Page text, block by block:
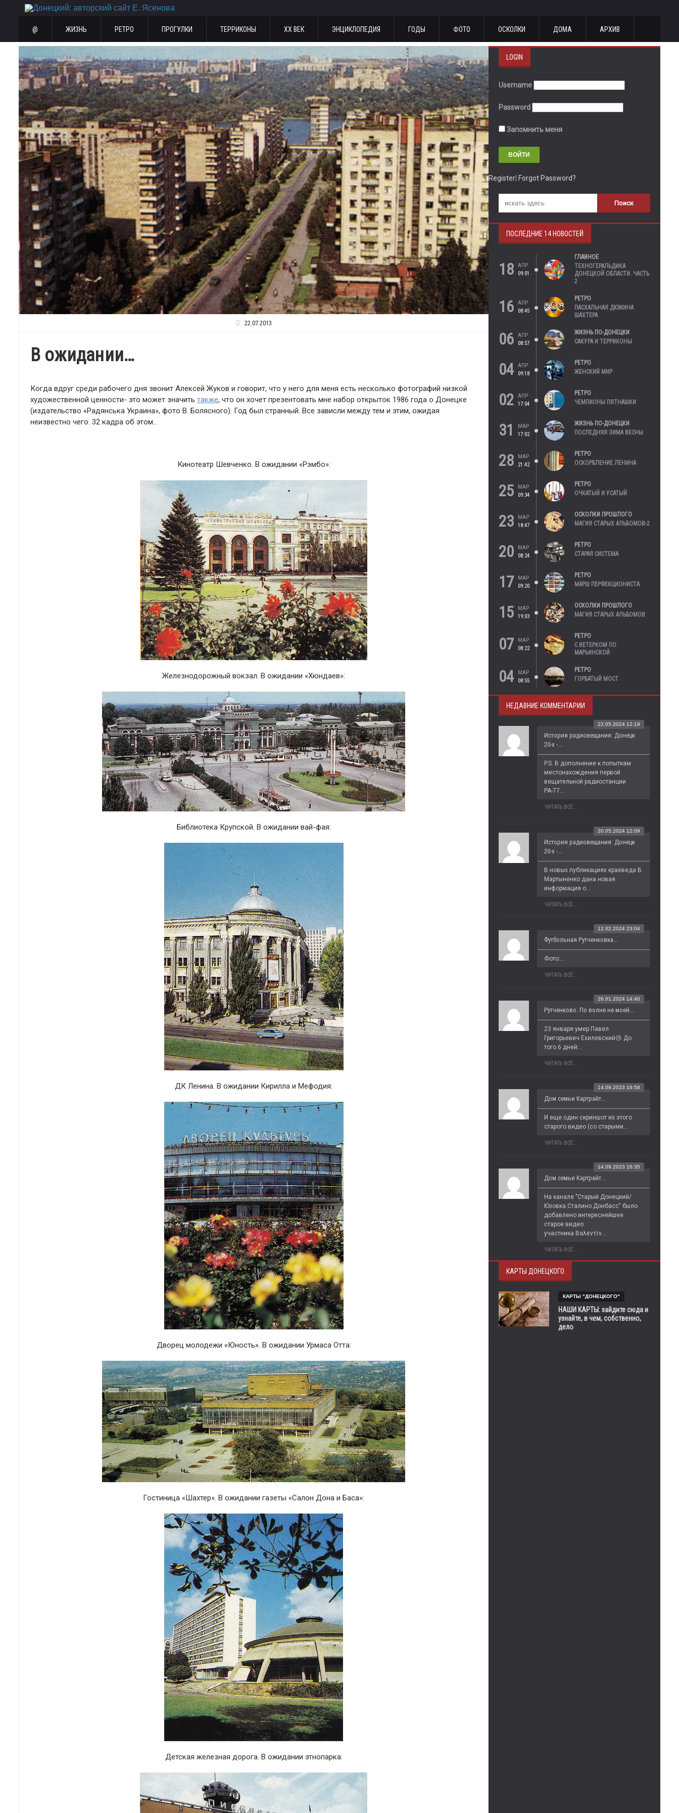
@ ЖИЗНЬ РЕТРО ПРОГУЛКИ ТЕРРИКОНЫ ХХ ВЕК ЭНЦИКЛОПЕДИЯ ГОДЫ ФОТО ОСКОЛКИ ДОМА АРХИВ
22.07.2013
В ожидании…
Когда вдруг среди рабочего дня звонит Алексей Жуков и говорит, что у него для меня есть несколько фотографий низкой
художественной ценности- это может значить также, что он хочет презентовать мне набор открыток 1986 года о Донецке
(издательство «Радянська Украина», фото В. Болясного). Год был странный. Все зависли между тем и этим, ожидая
неизвестно чего. 32 кадра об этом…
Кинотеатр Шевченко. В ожидании «Рэмбо»:
Железнодорожный вокзал. В ожидании «Хюндаев»:
Библиотека Крупской. В ожидании вай-фая:
ДК Ленина. В ожидании Кирилла и Мефодия:
Дворец молодежи «Юность». В ожидании Урмаса Отта:
Гостиница «Шахтер». В ожидании газеты «Салон Дона и Баса»:
Детская железная дорога. В ожидании этнопарка:
LOGIN
Username
Password
Запомнить меня
Register Forgot Password?
ПОСЛЕДНИЕ 14 НОВОСТЕЙ
18
АПР
09:01
ГЛАВНОЕ
ТЕХНОГЕРАЛЬДИКА
ДОНЕЦКОЙ ОБЛАСТИ. ЧАСТЬ
2
16
АПР
08:45
РЕТРО
ПАСХАЛЬНАЯ ДЮЖИНА
ШАХТЕРА
06
АПР
08:57
ЖИЗНЬ ПО-ДОНЕЦКИ
САКУРА И ТЕРРИКОНЫ
04
АПР
09:18
РЕТРО
ЖЕНСКИЙ МИР
02
АПР
17:04
РЕТРО
ЧЕМПИОНЫ ПЯТНАШКИ
31
МАР
17:02
ЖИЗНЬ ПО-ДОНЕЦКИ
ПОСЛЕДНЯЯ ЗИМА ВЕСНЫ
28
МАР
21:42
РЕТРО
ОСКОРБЛЕНИЕ ЛЕНИНА
25
МАР
09:34
РЕТРО
ОЧКАТЫЙ И УСАТЫЙ
23
МАР
18:47
ОСКОЛКИ ПРОШЛОГО
МАГИЯ СТАРЫХ АЛЬБОМОВ-2
20
МАР
08:24
РЕТРО
СТАРАЯ СИСТЕМА
17
МАР
09:20
РЕТРО
МАРШ ПЕРФЕКЦИОНИСТА
15
МАР
19:03
ОСКОЛКИ ПРОШЛОГО
МАГИЯ СТАРЫХ АЛЬБОМОВ
07
МАР
08:22
РЕТРО
С ВЕТЕРКОМ ПО
МАРЬИНСКОЙ
04
МАР
08:55
РЕТРО
ГОРБАТЫЙ МОСТ
НЕДАВНИЕ КОММЕНТАРИИ
История радиовещания: Донецк
20-х -...
22.05.2024 12:19
P.S. В дополнение к попыткам
местонахождения первой
вещательной радиостанции
РА-77...
ЧИТАТЬ ВСЁ...
История радиовещания: Донецк
20-х -...
20.05.2024 12:09
В новых публикациях краеведа В.
Мартыненко дана новая
информация о...
ЧИТАТЬ ВСЁ...
Футбольная Рутченковка...
12.02.2024 23:04
Фото:...
ЧИТАТЬ ВСЁ...
Рутченково. По волне не моей...
26.01.2024 14:40
23 января умер Павел
Григорьевич Ехилевский😢 До
того 6 дней...
ЧИТАТЬ ВСЁ...
Дом семьи Картрайт...
14.09.2023 16:58
И еще один скриншот из этого
старого видео (со старыми...
ЧИТАТЬ ВСЁ...
Дом семьи Картрайт...
14.09.2023 16:35
На канале "Старый Донецкий/
Юзовка.Сталино.Донбасс" было
добавлено интереснейшее
старое видео
участника Βαλεντίν...
ЧИТАТЬ ВСЁ...
КАРТЫ ДОНЕЦКОГО
КАРТЫ "ДОНЕЦКОГО"
НАШИ КАРТЫ: зайдите сюда и
узнайте, в чем, собственно,
дело